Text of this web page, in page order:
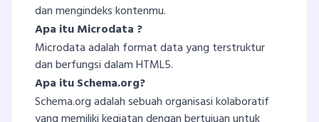
dan mengindeks kontenmu.
Apa itu Microdata ?
Microdata adalah format data yang terstruktur
dan berfungsi dalam HTML5.
Apa itu Schema.org?
Schema.org adalah sebuah organisasi kolaboratif